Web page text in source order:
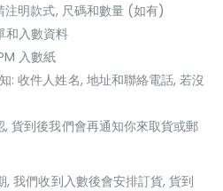
注明款式, 尺碼和數量 (如有)
和入數資料
入數紙
: 收件人姓名, 地址和聯絡電話, 若沒
貨到後我們會再通知你來取貨或郵
, 我們收到入數後會安排訂貨, 貨到